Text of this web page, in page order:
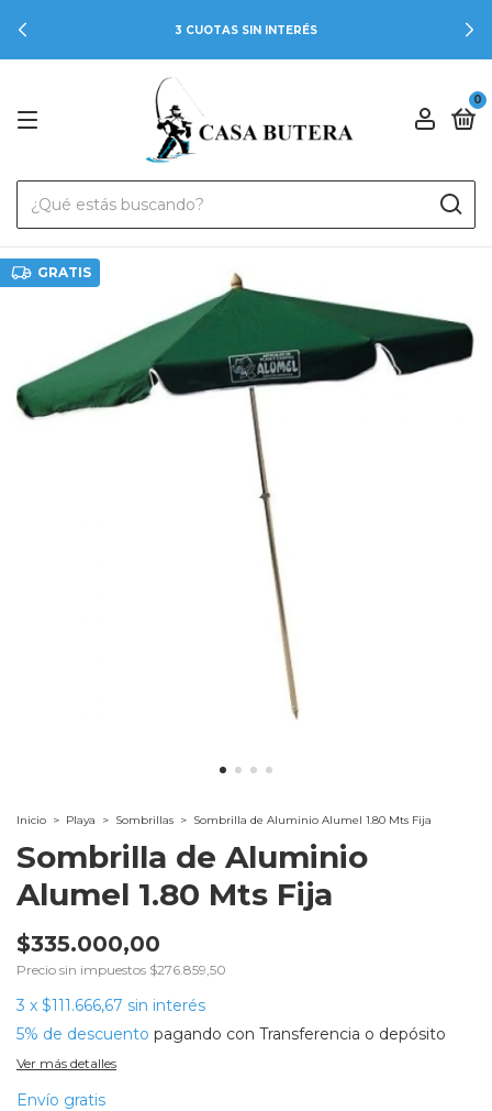
3 CUOTAS SIN INTERÉS
0
GRATIS
Inicio > Playa > Sombrillas > Sombrilla de Aluminio Alumel 1.80 Mts Fija
Sombrilla de Aluminio
Alumel 1.80 Mts Fija
$335.000,00
Precio sin impuestos $276.859,50
3 x $111.666,67 sin interés
5% de descuento pagando con Transferencia o depósito
Ver más detalles
Envío gratis